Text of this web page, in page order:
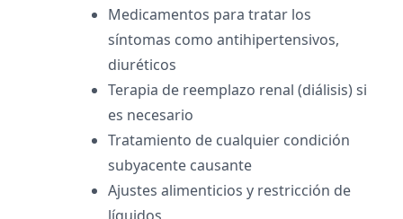
Medicamentos para tratar los
síntomas como antihipertensivos,
diuréticos
Terapia de reemplazo renal (diálisis) si
es necesario
Tratamiento de cualquier condición
subyacente causante
Ajustes alimenticios y restricción de